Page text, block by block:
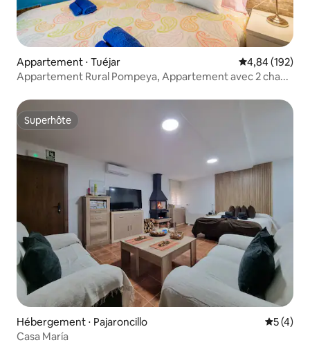
Appartement ⋅ Tuéjar Évaluation
4,84 (192)
Appartement Rural Pompeya, Appartement avec 2 cha...
Superhôte
Superhôte
Hébergement ⋅ Pajaroncillo
5 (4)
Casa María